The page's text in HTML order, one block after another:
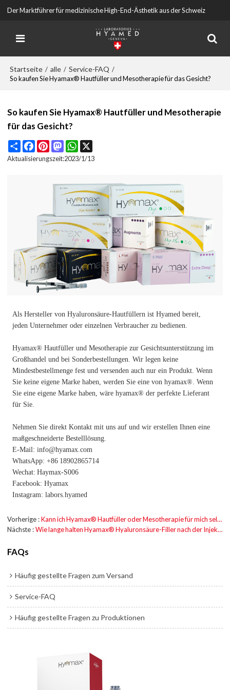
Der Marktführer für medizinische High-End-Ästhetik aus der Schweiz
Startseite / alle / Service-FAQ /
So kaufen Sie Hyamax® Hautfüller und Mesotherapie für das Gesicht?
So kaufen Sie Hyamax® Hautfüller und Mesotherapie
für das Gesicht?
Share FacebookPinterestMastodonWhatsApp
Aktualisierungszeit:2023/1/13
Als Hersteller von Hyaluronsäure-Hautfüllern ist Hyamed bereit,
jeden Unternehmer oder einzelnen Verbraucher zu bedienen.
Hyamax® Hautfüller und Mesotherapie zur Gesichtsunterstützung im
Großhandel und bei Sonderbestellungen. Wir legen keine
Mindestbestellmenge fest und versenden auch nur ein Produkt. Wenn
Sie keine eigene Marke haben, werden Sie eine von hyamax®. Wenn
Sie eine eigene Marke haben, wäre hyamax® der perfekte Lieferant
für Sie.
Nehmen Sie direkt Kontakt mit uns auf und wir erstellen Ihnen eine
maßgeschneiderte Bestelllösung.
E-Mail: info@hyamax.com
WhatsApp: +86 18902865714
Wechat: Haymax-S006
Facebook: Hyamax
Instagram: labors.hyamed
Vorherige
Kann ich Hyamax® Hautfüller oder Mesotherapie für mich selbst injizieren?
Nächste
Wie lange halten Hyamax® Hyaluronsäure-Filler nach der Injektion?
FAQs
Häufig gestellte Fragen zum Versand
Service-FAQ
Häufig gestellte Fragen zu Produktionen